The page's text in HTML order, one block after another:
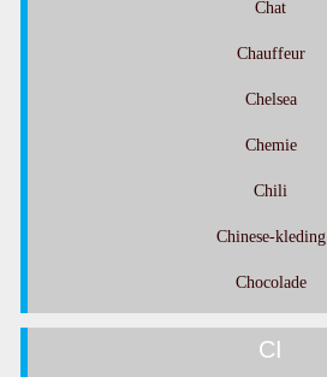
Chat
Chauffeur
Chelsea
Chemie
Chili
Chinese-kleding
Chocolade
CI